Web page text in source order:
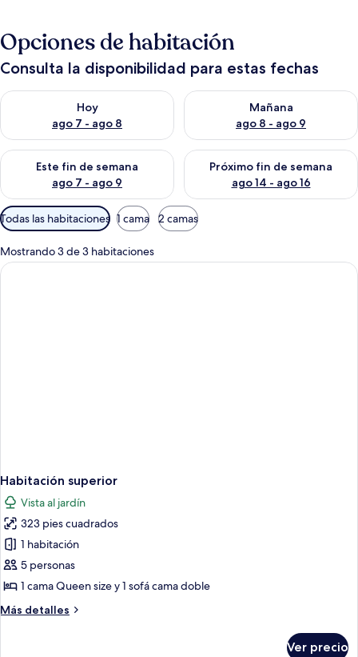
Opciones de habitación
Consulta la disponibilidad para estas fechas
Hoy
ago 7 - ago 8
Consulta la disponibilidad para hoy ago 7 - ago 8
Mañana
ago 8 - ago 9
Consulta la disponibilidad
Este fin de semana
ago 7 - ago 9
Consulta la disponibilidad para este fin de semana ago 7 -
Próximo fin de semana
ago 14 - ago 16
Consulta la disponibilidad
Filtros
disponibles
para
las
Todas las habitaciones 1 cama 2 camas
Mostrando 3 de 3 habitaciones
Habitación superior
Vista al jardín
323 pies cuadrados
1 habitación
5 personas
1 cama Queen size y 1 sofá cama doble
Más detalles
Más
Ver precio